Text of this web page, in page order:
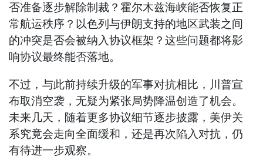
否准备逐步解除制裁？霍尔木兹海峡能否恢复正
常航运秩序？以色列与伊朗支持的地区武装之间
的冲突是否会被纳入协议框架？这些问题都将影
响协议最终能否落地。
不过，与此前持续升级的军事对抗相比，川普宣
布取消空袭，无疑为紧张局势降温创造了机会。
未来几天，随着更多协议细节逐步披露，美伊关
系究竟会走向全面缓和，还是再次陷入对抗，仍
有待进一步观察。